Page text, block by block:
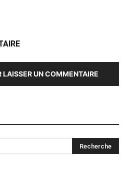
LAISSER UN COMMENTAIRE